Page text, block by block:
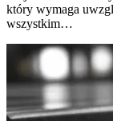
który wymaga
wszystkim…